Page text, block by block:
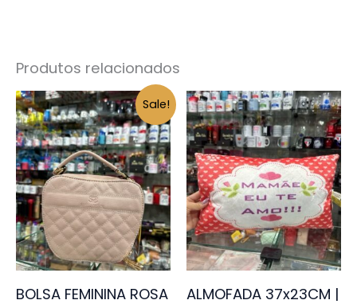
Produtos relacionados
Sale!
BOLSA FEMININA ROSA
O
preço
original
era:
R$ 89,90.
O
preço
atual
é:
R$ 70,00.
ALMOFADA 37x23CM |